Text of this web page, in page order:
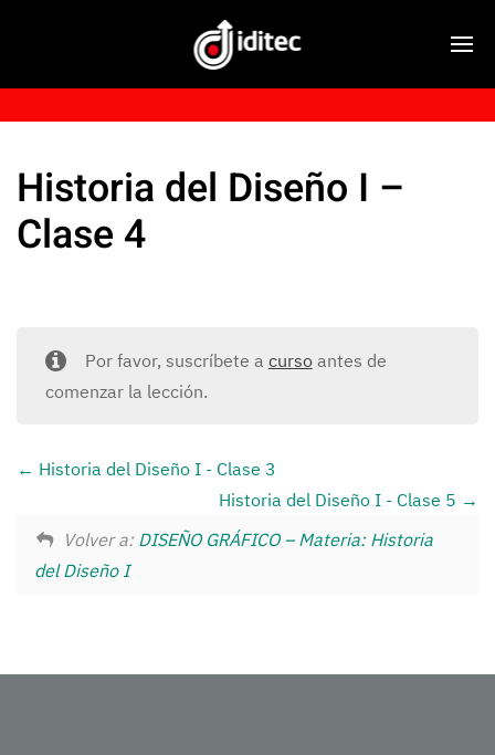
Historia del Diseño I –
Clase 4
Por favor, suscríbete a cursoantes de
comenzar la lección.
Historia del Diseño I - Clase 3
Historia del Diseño I - Clase 5
Volver a: DISEÑO GRÁFICO – Materia: Historia
del Diseño I